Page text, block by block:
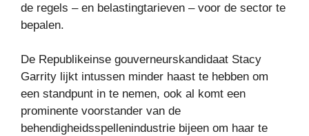
de regels – en belastingtarieven – voor de sector te
bepalen.
De Republikeinse gouverneurskandidaat Stacy
Garrity lijkt intussen minder haast te hebben om
een ​​standpunt in te nemen, ook al komt een
prominente voorstander van de
behendigheidsspellenindustrie bijeen om haar te